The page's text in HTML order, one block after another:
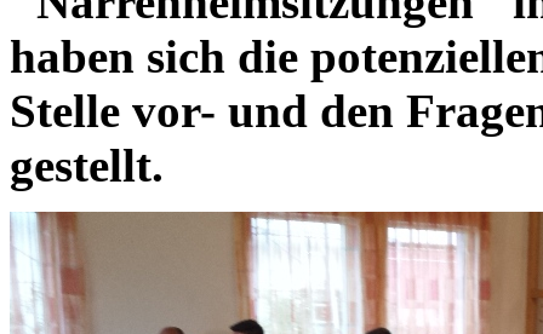
haben sich die
Stelle vor- und den
gestellt.